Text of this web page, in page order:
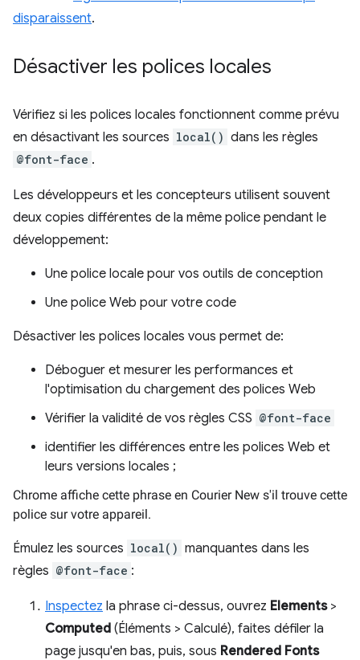
disparaissent.
Désactiver les polices locales
Vérifiez si les polices locales fonctionnent comme prévu
en désactivant les sources local() dans les règles
@font-face .
Les développeurs et les concepteurs utilisent souvent
deux copies différentes de la même police pendant le
développement:
Une police locale pour vos outils de conception
Une police Web pour votre code
Désactiver les polices locales vous permet de:
Déboguer et mesurer les performances et
l'optimisation du chargement des polices Web
Vérifier la validité de vos règles CSS @font-face
identifier les différences entre les polices Web et
leurs versions locales ;
Chrome affiche cette phrase en Courier New s'il trouve cette
police sur votre appareil.
Émulez les sources local() manquantes dans les
règles @font-face :
Inspectez la phrase ci-dessus, ouvrez Elements>
Computed (Éléments > Calculé), faites défiler la
page jusqu'en bas, puis, sous Rendered Fonts